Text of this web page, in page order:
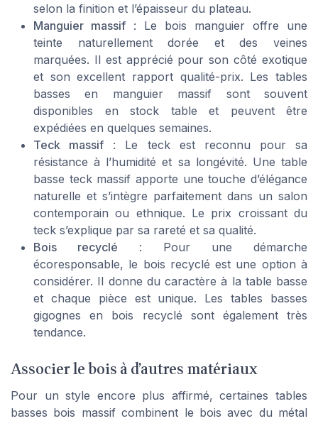
selon la finition et l’épaisseur du plateau.
Manguier massif : Le bois manguier offre une
teinte naturellement dorée et des veines
marquées. Il est apprécié pour son côté exotique
et son excellent rapport qualité-prix. Les tables
basses en manguier massif sont souvent
disponibles en stock table et peuvent être
expédiées en quelques semaines.
Teck massif : Le teck est reconnu pour sa
résistance à l’humidité et sa longévité. Une table
basse teck massif apporte une touche d’élégance
naturelle et s’intègre parfaitement dans un salon
contemporain ou ethnique. Le prix croissant du
teck s’explique par sa rareté et sa qualité.
Bois recyclé : Pour une démarche
écoresponsable, le bois recyclé est une option à
considérer. Il donne du caractère à la table basse
et chaque pièce est unique. Les tables basses
gigognes en bois recyclé sont également très
tendance.
Associer le bois à d’autres matériaux
Pour un style encore plus affirmé, certaines tables
basses bois massif combinent le bois avec du métal